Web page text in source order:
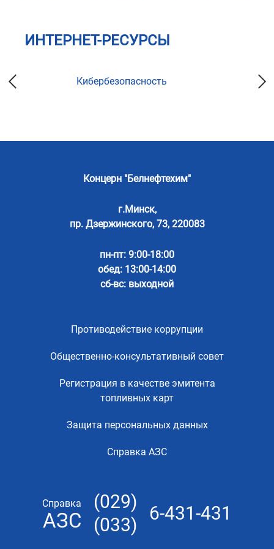
ИНТЕРНЕТ-РЕСУРСЫ
Кибербезопасность
Концерн "Белнефтехим"
г.Минск,
пр. Дзержинского, 73, 220083
пн-пт: 9:00-18:00
обед: 13:00-14:00
сб-вс: выходной
Противодействие коррупции
Общественно-консультативный совет
Регистрация в качестве эмитента
топливных карт
Защита персональных данных
Справка АЗС
Справка
АЗС
(029)
(033)
6-431-431